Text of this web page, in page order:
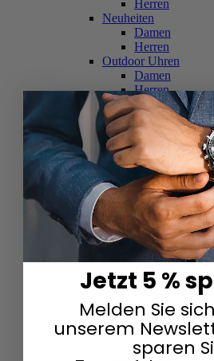
Herren
Neuheiten
Damen
Herren
Outdoor Uhren
Damen
Herren
Schweizer Uhren
Damen
Herren
Skelettuhren
Damen
Herren
Smartwatches
Damen
Herren
Solaruhren
Herren
Damen
Sportuhren
Damen
Herren
Swarovski &
Damen
Herren
Jetzt 5 %
Melden Sie
unserem
sparen